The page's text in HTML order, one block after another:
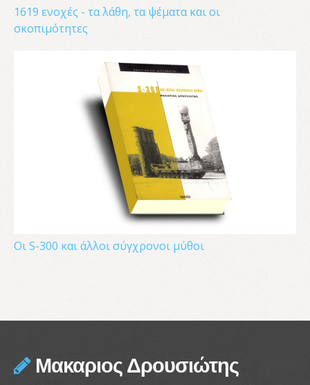
1619 ενοχές - τα λάθη, τα ψέματα και οι
σκοπιμότητες
Οι S-300 και άλλοι σύγχρονοι μύθοι
Μακαριος Δρουσιώτης